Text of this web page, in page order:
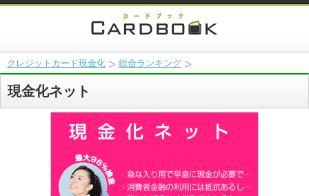
クレジットカード現金化 総合ランキング
現金化ネット